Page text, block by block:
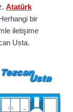
Atatürk
bir
iletişime
Usta.